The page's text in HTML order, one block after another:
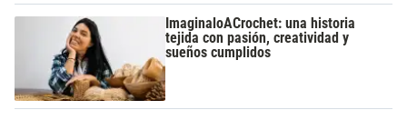
ImaginaloACrochet: una historia
tejida con pasión, creatividad y
sueños cumplidos